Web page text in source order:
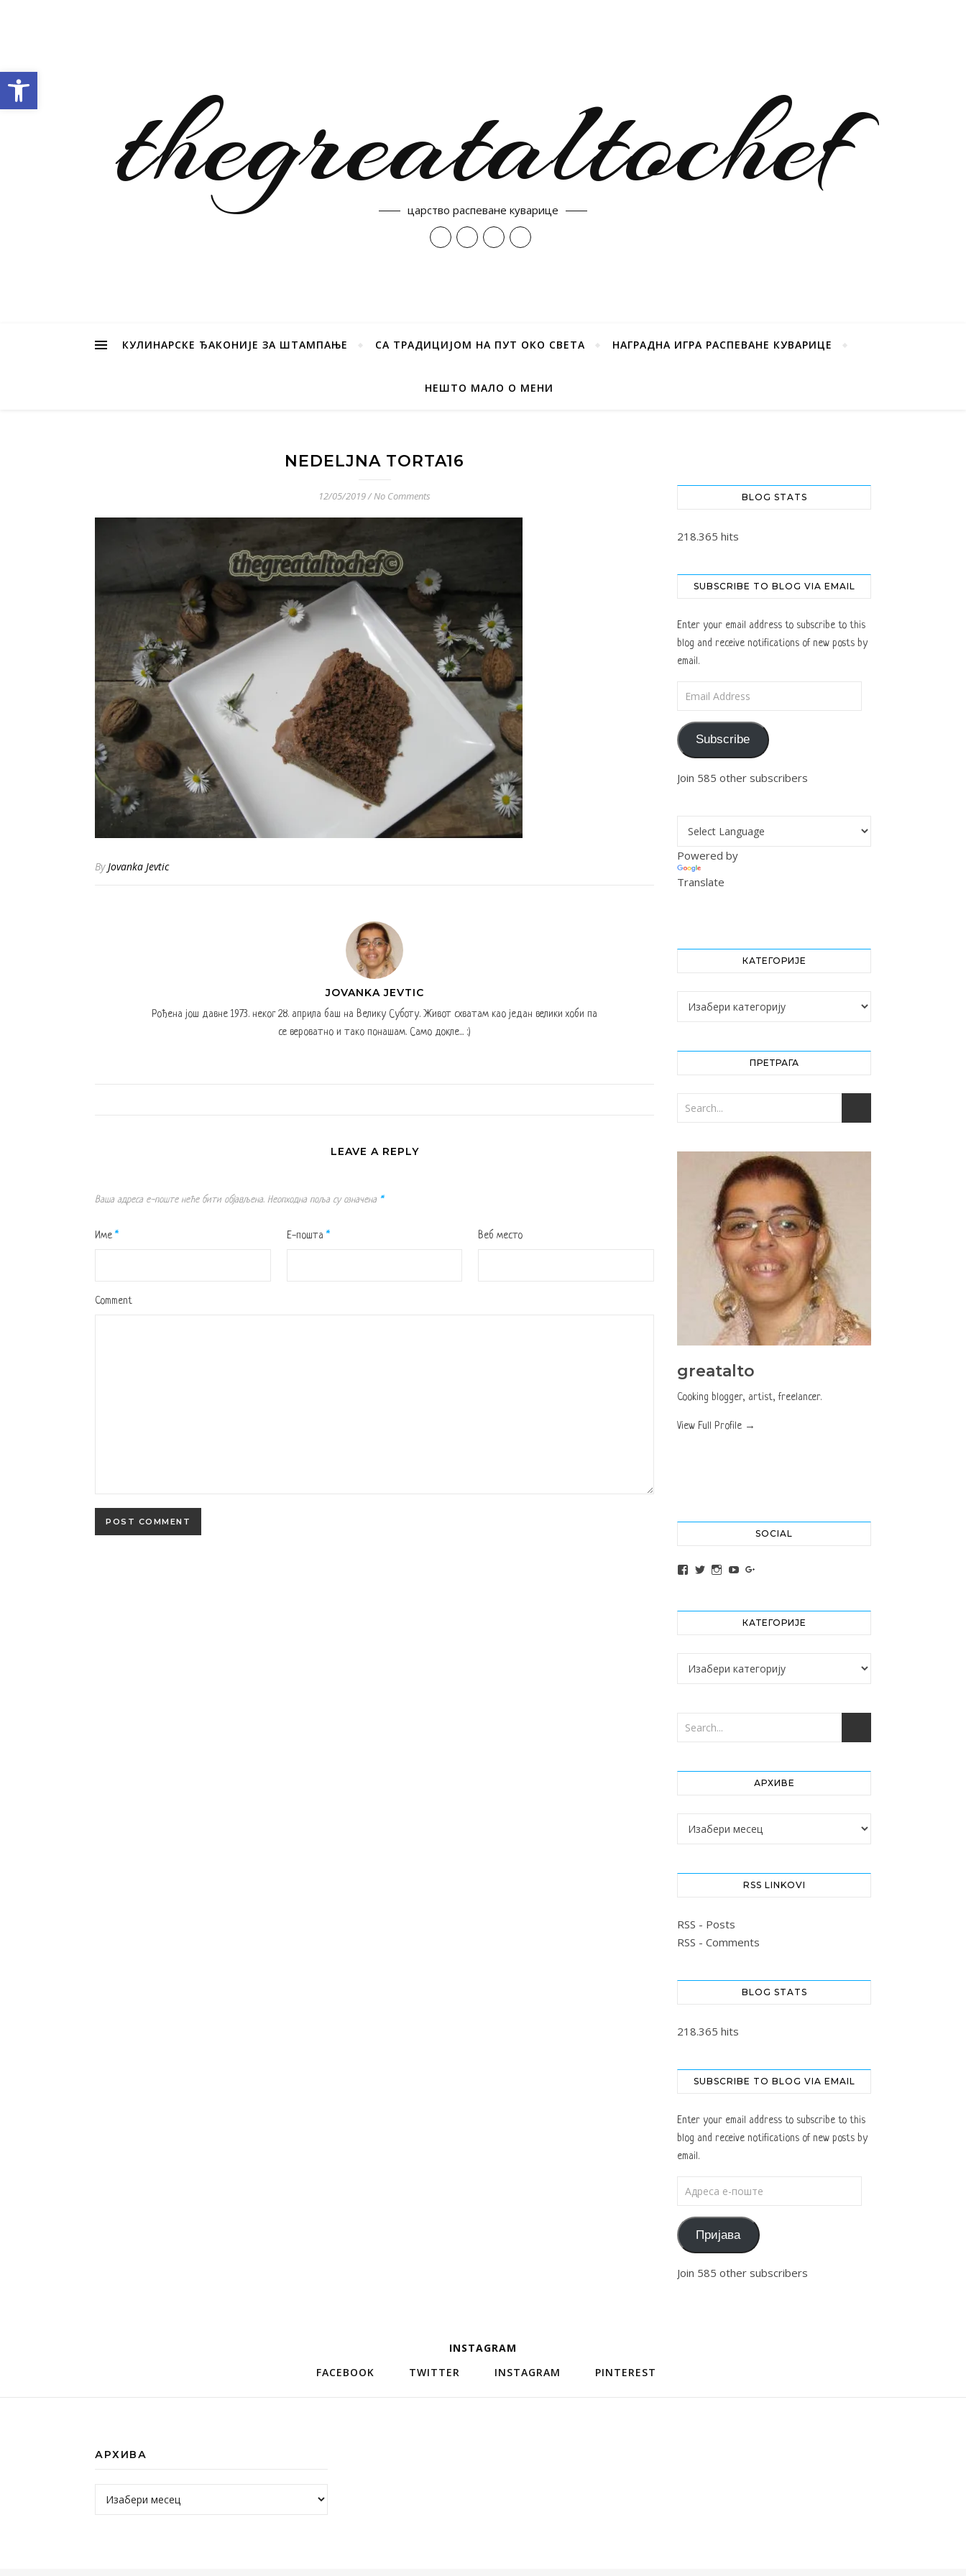
thegreataltochef
царство распеване куварице
КУЛИНАРСКЕ ЂАКОНИЈЕ ЗА ШТАМПАЊЕ СА ТРАДИЦИЈОМ НА ПУТ ОКО СВЕТА НАГРАДНА ИГРА РАСПЕВАНЕ КУВАРИЦЕ
НЕШТО МАЛО О МЕНИ
NEDELJNA TORTA16
12/05/2019/No Comments
ByJovanka Jevtic
JOVANKA JEVTIC
Рођена још давне 1973. неког 28. априла баш на Велику Суботу. Живот схватам као један велики хоби па
се вероватно и тако понашам. Само докле... :)
LEAVE A REPLY
Ваша адреса е-поште неће бити објављена. Неопходна поља су означена *
Име * Е-пошта * Веб место
Comment
BLOG STATS
218.365 hits
SUBSCRIBE TO BLOG VIA EMAIL
Enter your email address to subscribe to this
blog and receive notifications of new posts by
email.
Subscribe
Join 585 other subscribers
Powered by
Translate
КАТЕГОРИЈЕ
Категорије
ПРЕТРАГА
greatalto
Cooking blogger, artist, freelancer.
View Full Profile →
SOCIAL
View altochef’s profile on Facebook
View jovancica73’s profile on Twitter
View jovancica73’s profile on Instagram
View jovancica73’s profile on YouTube
КАТЕГОРИЈЕ
Категорије
АРХИВЕ
Архиве
RSS LINKOVI
RSS - Posts
RSS - Comments
BLOG STATS
218.365 hits
SUBSCRIBE TO BLOG VIA EMAIL
Enter your email address to subscribe to this
blog and receive notifications of new posts by
email.
Пријава
Join 585 other subscribers
INSTAGRAM
FACEBOOK
TWITTER INSTAGRAM PINTEREST
АРХИВА
Архива
Open toolbar